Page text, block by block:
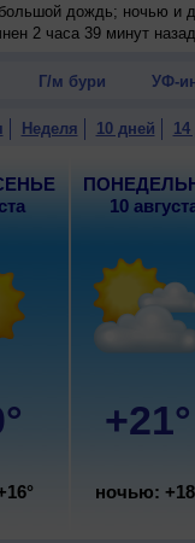
дождь; ночью и
м/с.
9 м/с.
8 м/с.
2 часа 39 минут назад
Г/м бури УФ-
Неделя 10 дней 14
10
+21°
ночью: